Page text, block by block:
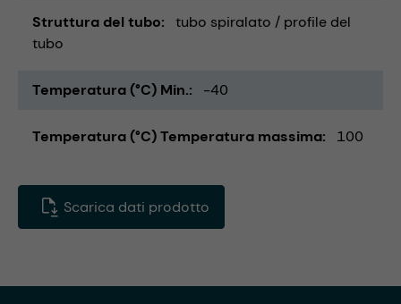
Struttura del tubo
tubo spiralato / profile del
tubo
Temperatura (°C) Min. -40
Temperatura (°C) Temperatura massima 100
Scarica dati prodotto